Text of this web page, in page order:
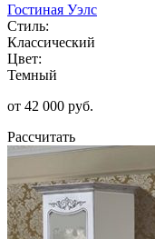
Гостиная Уэлс
Стиль:
Классический
Цвет:
Темный
от 42 000 руб.
Рассчитать